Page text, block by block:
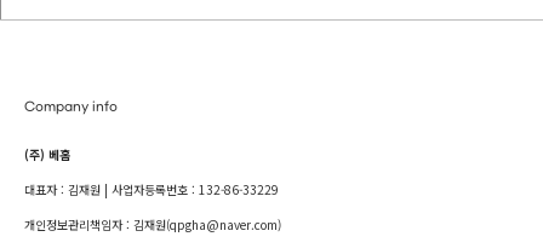
Company info
(주) 베홈
대표자 : 김재원 | 사업자등록번호 : 132-86-33229
개인정보관리책임자 : 김재원(qpgha@naver.com)